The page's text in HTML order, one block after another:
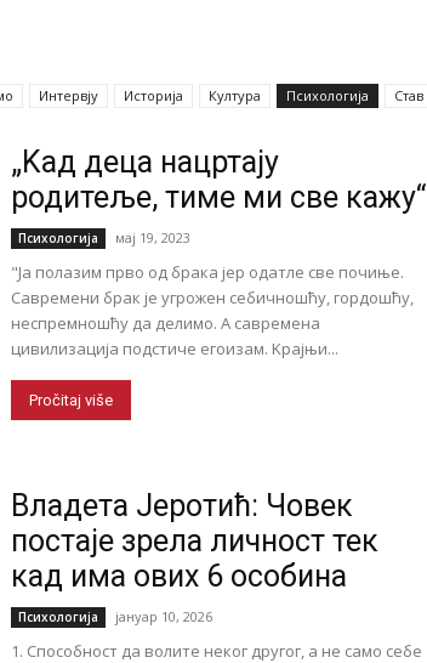
Интервју Историја Култура Психологија Став
„Kад деца нацртају
родитеље, тиме ми све кажу“
Психологија мај 19, 2023
"Ја полазим прво од брака јер одатле све почиње.
Савремени брак је угрожен себичношћу, гордошћу,
неспремношћу да делимо. А савремена
цивилизација подстиче егоизам. Kрајњи...
Pročitaj više
Владета Јеротић: Човек
постаје зрела личност тек
кад има ових 6 особина
Психологија јануар 10, 2026
1. Способност да волите неког другог, а не само себе